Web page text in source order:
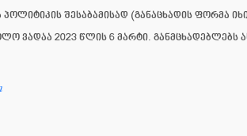
პოლიტიკის შესაბამისად (განაცხადის ფორმა
ვადაა 2023 წლის 6 მარტი. განმცხადებლებს